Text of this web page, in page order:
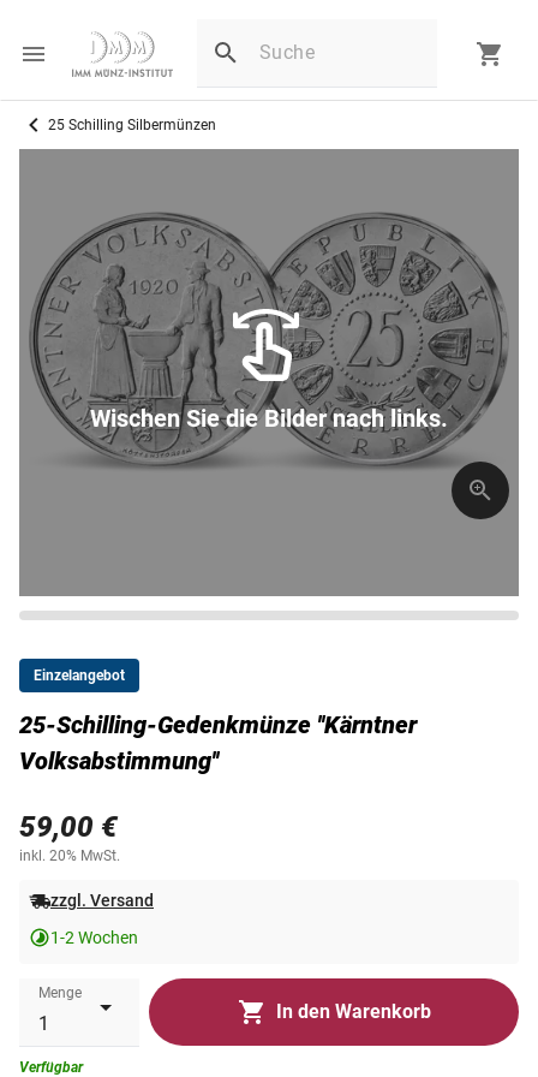
25 Schilling Silbermünzen
Wischen Sie die Bilder nach links.
Einzelangebot
25-Schilling-Gedenkmünze ''Kärntner
Volksabstimmung''
59,00 €
inkl. 20% MwSt.
zzgl. Versand
1-2 Wochen
Menge
In den Warenkorb
Verfügbar